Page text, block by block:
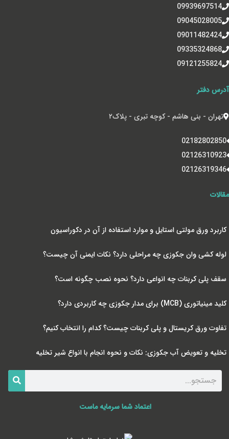
09939697514
09045028005
09011482424
09335324868
09121255824
آدرس دفتر
تهران - بنی هاشم - کوچه تبری - پلاک‌۲
02182802850
02126310923
02126319346
مقالات
کاربرد ورق مولتی استایل و موارد استفاده از آن در دکوراسیون
لوله کشی وان جکوزی چه مراحلی دارد؟ نکات ایمنی آن چیست؟
سقف پلی کربنات چه انواعی دارد؟ نحوه نصب چگونه است؟
کلید مینیاتوری (MCB) برای مدار جکوزی چه کاربردی دارد؟
تفاوت ورق کریستال و پلی کربنات چیست؟ کدام را انتخاب کنیم؟
تخلیه و تعویض آب جکوزی: نکات و نحوه انجام با انواع شیر تخلیه
اعتماد شما سرمایه ماست